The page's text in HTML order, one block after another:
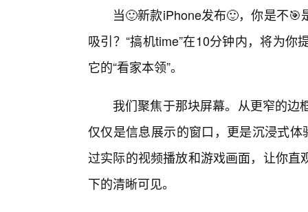
当🙂新款iPhone发布🙂，你是不
吸引？“搞机time”在10分钟内，将为
它的“看家本领”。
我们聚焦于那块屏幕。从更窄的边
仅仅是信息展示的窗口，更是沉浸式
过实际的视频播放和游戏画面，让你
下的清晰可见。